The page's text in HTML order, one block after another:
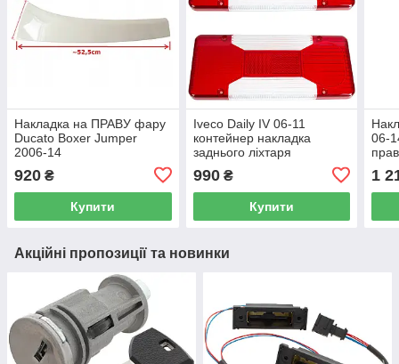
Накладка на ПРАВУ фару
Ducato Boxer Jumper
2006-14
920 ₴
Купити
Iveco Daily IV 06-11
контейнер накладка
заднього ліхтаря
ліва+права 2шт комплект
990₴
Купити
06-
1
Акційні пропозиції та новинки